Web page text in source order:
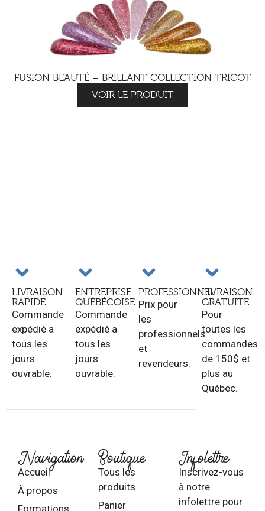
FUSION BEAUTÉ – BRILLANT COLLECTION TRICOT
VOIR LE PRODUIT
LIVRAISON
RAPIDE
Commande
expédié a
tous les
jours
ouvrable.
ENTREPRISE
QUÉBÉCOISE
Commande
expédié a
tous les
jours
ouvrable.
PROFESSIONNEL
Prix pour
les
professionnels
et
revendeurs.
LIVRAISON
GRATUITE
Pour
toutes les
commandes
de 150$ et
plus au
Québec.
Navigation
Accueil
À propos
Formations
Boutique
Tous les
produits
Panier
Infolettre
Inscrivez-vous
à notre
infolettre pour